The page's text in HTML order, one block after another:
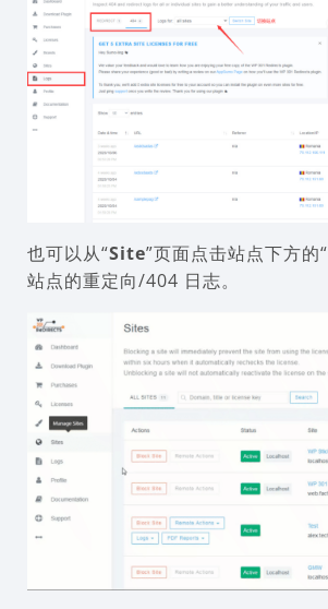
也可以从“Site”页面点击站点下方的“
站点的重定向/404 日志。